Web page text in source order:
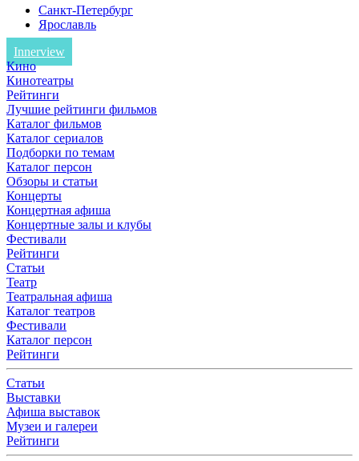
Санкт-Петербург
Ярославль
Innerview
Кино
Кинотеатры
Рейтинги
Лучшие рейтинги фильмов
Каталог фильмов
Каталог сериалов
Подборки по темам
Каталог персон
Обзоры и статьи
Концерты
Концертная афиша
Концертные залы и клубы
Фестивали
Рейтинги
Статьи
Театр
Театральная афиша
Каталог театров
Фестивали
Каталог персон
Рейтинги
Статьи
Выставки
Афиша выставок
Музеи и галереи
Рейтинги